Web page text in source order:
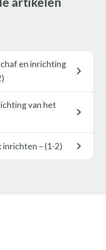
en inrichting
van het
inrichten – (1-2)